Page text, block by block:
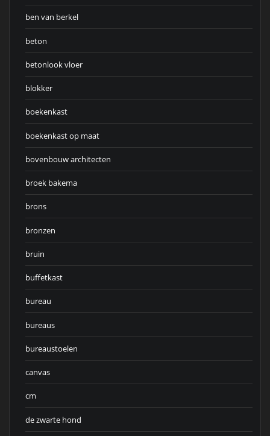
ben van berkel
beton
betonlook vloer
blokker
boekenkast
boekenkast op maat
bovenbouw architecten
broek bakema
brons
bronzen
bruin
buffetkast
bureau
bureaus
bureaustoelen
canvas
cm
de zwarte hond